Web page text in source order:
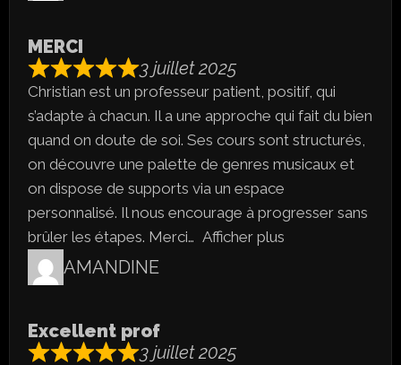
MERCI
3 juillet 2025
Christian est un professeur patient, positif, qui
s’adapte à chacun. Il a une approche qui fait du bien
quand on doute de soi. Ses cours sont structurés,
on découvre une palette de genres musicaux et
on dispose de supports via un espace
personnalisé. Il nous encourage à progresser sans
brûler les étapes. Merci
Afficher plus
AMANDINE
Excellent prof
3 juillet 2025